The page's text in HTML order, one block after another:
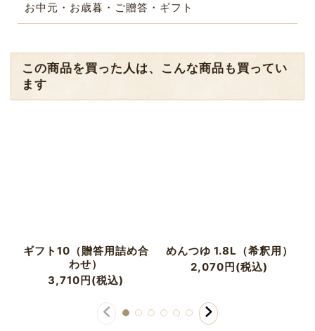
お中元・お歳暮・ご贈答・ギフト
この商品を買った人は、こんな商品も買ってい
ます
ギフト10（贈答用詰め合
わせ）
3,710円(税込)
めんつゆ 1.8L（希釈用）
2,070円(税込)